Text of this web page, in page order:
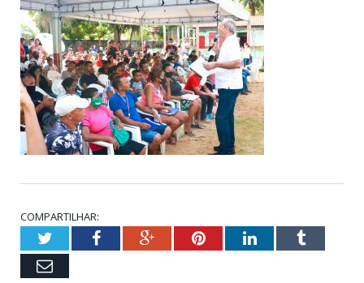
COMPARTILHAR:
TwitterFacebookGoogle+PinterestLinkedInTumblr
Email